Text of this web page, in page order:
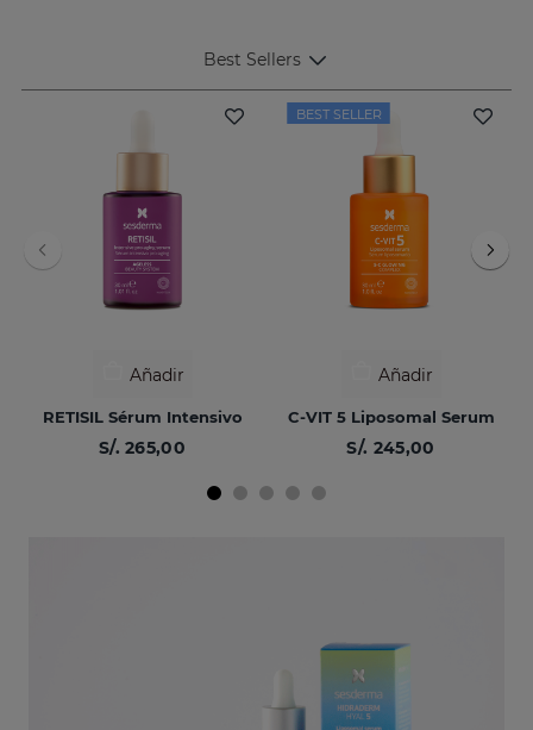
Best Sellers
Añadir
RETISIL Sérum Intensivo
S/. 265,00
BEST SELLER
Añadir
C-VIT 5 Liposomal Serum
S/. 245,00